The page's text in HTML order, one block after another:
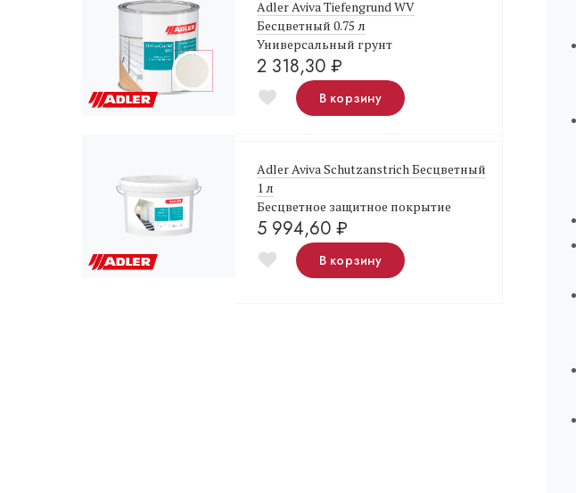
Adler Aviva Tiefengrund WV
Бесцветный 0.75 л
Универсальный грунт
2 318,30 ₽
В корзину
Adler Aviva Schutzanstrich Бесцветный
1 л
Бесцветное защитное покрытие
5 994,60 ₽
В корзину